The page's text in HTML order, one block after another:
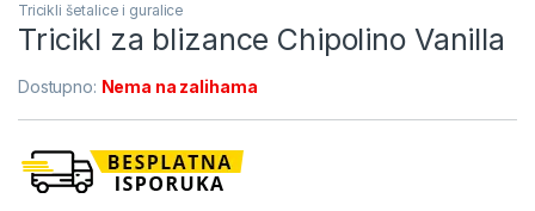
Tricikli šetalice i guralice
Tricikl za blizance Chipolino Vanilla
Dostupno: Nema na zalihama